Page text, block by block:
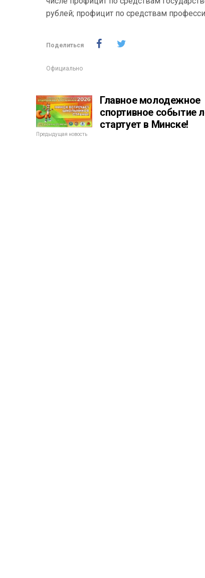
рублей; профицит по средствам
Поделиться
Официально
Главное молодежное
спортивное событие
стартует в Минске!
Предыдущая новость